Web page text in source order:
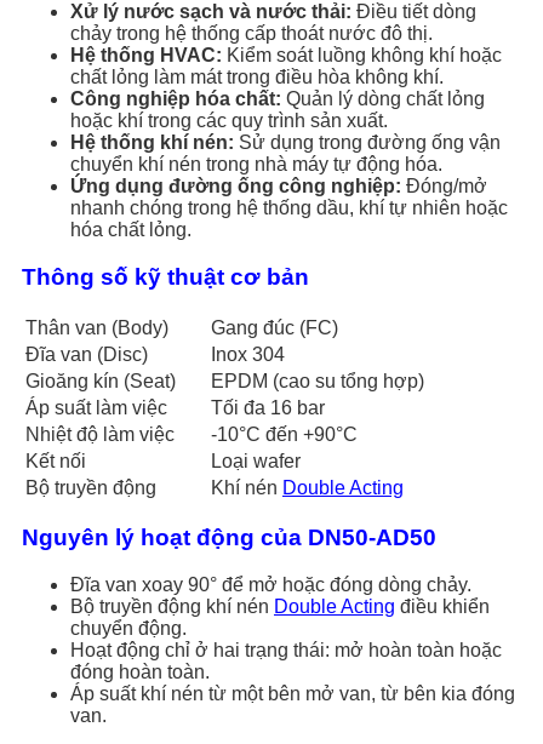
Xử lý nước sạch và nước thải: Điều tiết dòng
chảy trong hệ thống cấp thoát nước đô thị.
Hệ thống HVAC: Kiểm soát luồng không khí hoặc
chất lỏng làm mát trong điều hòa không khí.
Công nghiệp hóa chất: Quản lý dòng chất lỏng
hoặc khí trong các quy trình sản xuất.
Hệ thống khí nén: Sử dụng trong đường ống vận
chuyển khí nén trong nhà máy tự động hóa.
Ứng dụng đường ống công nghiệp: Đóng/mở
nhanh chóng trong hệ thống dầu, khí tự nhiên hoặc
hóa chất lỏng.
Thông số kỹ thuật cơ bản
Thân van (Body)
Gang đúc (FC)
Đĩa van (Disc)
Inox 304
Gioăng kín (Seat)
EPDM (cao su tổng hợp)
Áp suất làm việc
Tối đa 16 bar
Nhiệt độ làm việc
-10°C đến +90°C
Kết nối
Loại wafer
Bộ truyền động
Khí nén Double Acting
Nguyên lý hoạt động của DN50-AD50
Đĩa van xoay 90° để mở hoặc đóng dòng chảy.
Bộ truyền động khí nén Double Acting điều khiển
chuyển động.
Hoạt động chỉ ở hai trạng thái: mở hoàn toàn hoặc
đóng hoàn toàn.
Áp suất khí nén từ một bên mở van, từ bên kia đóng
van.